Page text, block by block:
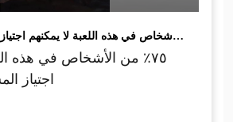
٧٥٪ من الأشخاص في هذه اللعبة لا يمكنهم اجتياز المستويات الثلاثة
٧٥٪ من الأشخاص في هذه
اجتياز